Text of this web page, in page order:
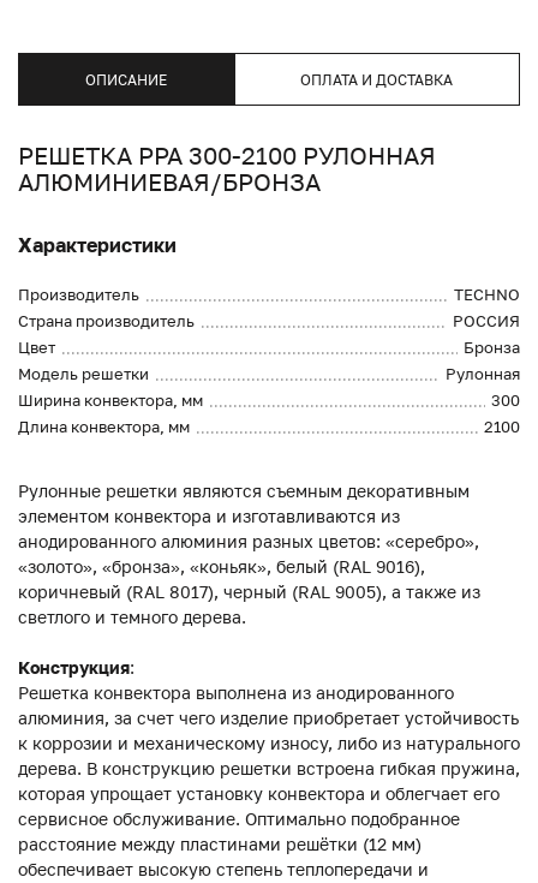
ОПИСАНИЕ ОПЛАТА И ДОСТАВКА
РЕШЕТКА PPA 300-2100 РУЛОННАЯ
АЛЮМИНИЕВАЯ/БРОНЗА
Характеристики
Производитель
TECHNO
Страна производитель
РОССИЯ
Цвет
Бронза
Модель решетки
Рулонная
Ширина конвектора, мм
300
Длина конвектора, мм
2100
Рулонные решетки являются съемным декоративным
элементом конвектора и изготавливаются из
анодированного алюминия разных цветов: «серебро»,
«золото», «бронза», «коньяк», белый (RAL 9016),
коричневый (RAL 8017), черный (RAL 9005), а также из
светлого и темного дерева.
Конструкция:
Решетка конвектора выполнена из анодированного
алюминия, за счет чего изделие приобретает устойчивость
к коррозии и механическому износу, либо из натурального
дерева. В конструкцию решетки встроена гибкая пружина,
которая упрощает установку конвектора и облегчает его
сервисное обслуживание. Оптимально подобранное
расстояние между пластинами решётки (12 мм)
обеспечивает высокую степень теплопередачи и